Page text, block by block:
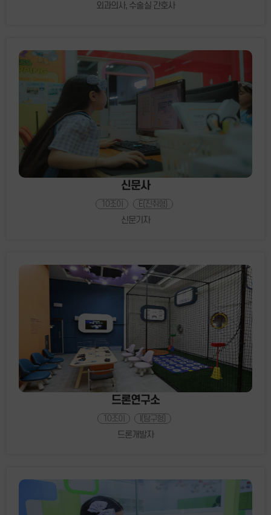
외과의사, 수술실 간호사
신문사
10조이 E(진취형)
신문기자
드론연구소
10조이 I(탐구형)
드론개발자